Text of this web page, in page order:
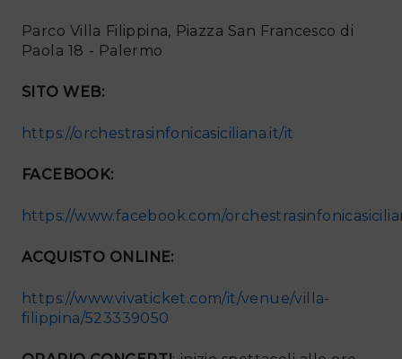
Parco Villa Filippina, Piazza San Francesco di
Paola 18 - Palermo
SITO WEB:
https://orchestrasinfonicasiciliana.it/it
FACEBOOK:
https://www.facebook.com/
ACQUISTO ONLINE:
https://www.vivaticket.com/it/venue/villa-
filippina/523339050